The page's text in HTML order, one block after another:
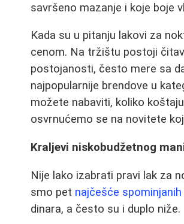
savršeno mazanje i koje boje
Kada su u pitanju lakovi za
cenom. Na tržištu postoji
postojanosti, često mere sa
najpopularnije brendove u
možete nabaviti, koliko
osvrnućemo se na novitete
Kraljevi niskobudžetnog
Nije lako izabrati pravi lak za
smo pet najčešće
dinara, a često su i duplo niže.